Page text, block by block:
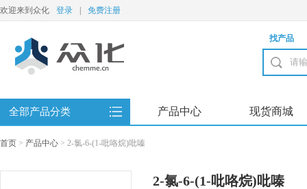
欢迎来到众化 登录 免费注册
找产品
全部产品分类 产品中心 现货商城
首页 > 产品中心 > 2-氯-6-(1-吡咯烷)吡嗪
2-氯-6-(1-吡咯烷)吡嗪